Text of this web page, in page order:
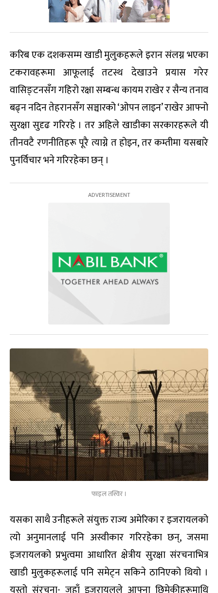
करिब एक दशकसम्म खाडी मुलुकहरूले इरान संलग्न भएका
टकरावहरूमा आफूलाई तटस्थ देखाउने प्रयास गरेर
वासिङ्टनसँग गहिरो रक्षा सम्बन्ध कायम राखेर र सैन्य तनाव
बढ्न नदिन तेहरानसँग सञ्चारको ‘ओपन लाइन’ राखेर आफ्नो
सुरक्षा सुदृढ गरिरहे । तर अहिले खाडीका सरकारहरूले यी
तीनवटै रणनीतिहरू पूरै त्याग्ने त होइन, तर कम्तीमा यसबारे
पुनर्विचार भने गरिरहेका छन् ।
फाइल तस्विर ।
यसका साथै उनीहरूले संयुक्त राज्य अमेरिका र इजरायलको
त्यो अनुमानलाई पनि अस्वीकार गरिरहेका छन्, जसमा
इजरायलको प्रभुत्वमा आधारित क्षेत्रीय सुरक्षा संरचनाभित्र
खाडी मुलुकहरूलाई पनि समेट्न सकिने ठानिएको थियो ।